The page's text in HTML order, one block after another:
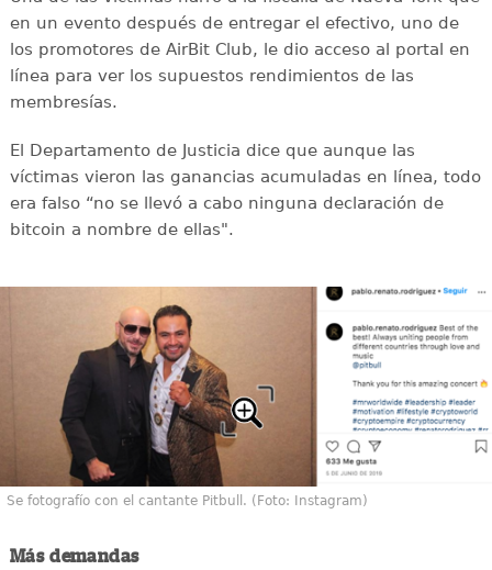
en un evento después de entregar el efectivo, uno de
los promotores de AirBit Club, le dio acceso al portal en
línea para ver los supuestos rendimientos de las
membresías.
El Departamento de Justicia dice que aunque las
víctimas vieron las ganancias acumuladas en línea, todo
era falso “no se llevó a cabo ninguna declaración de
bitcoin a nombre de ellas".
Se fotografío con el cantante Pitbull. (Foto: Instagram)
Más demandas